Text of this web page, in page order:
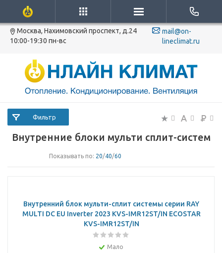
Москва, Нахимовский проспект, д.24
10:00-19:30 пн-вс
mail@on-
lineclimat.ru
Внутренние блоки мульти сплит-систем
Фильтр
Показывать по: 20/40/60
Внутренний блок мульти-сплит системы серии RAY
MULTI DC EU Inverter 2023 KVS-IMR12ST/IN ECOSTAR
KVS-IMR12ST/IN
Мало